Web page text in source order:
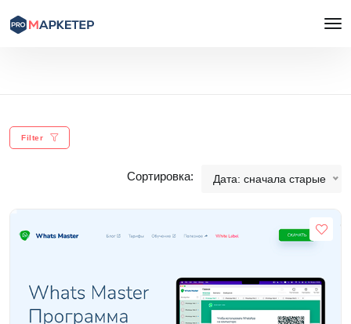
Filter
Сортировка: Дата: сначала старые